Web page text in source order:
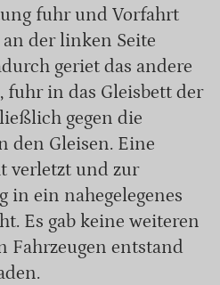
fuhr und Vorfahrt
der linken Seite
geriet das andere
fuhr in das Gleisbett der
gegen die
den Gleisen. Eine
verletzt und zur
in ein nahegelegenes
Es gab keine weiteren
Fahrzeugen entstand